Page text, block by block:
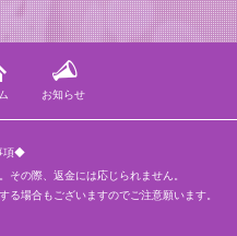
お知らせ
項◆
その際、返金には応じられません。
る場合もございますのでご注意願います。